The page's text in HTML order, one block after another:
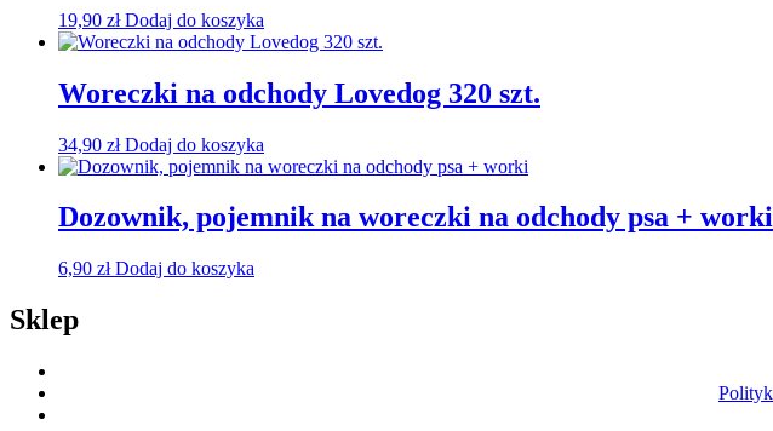
19,90 zł Dodaj do koszyka
Woreczki na odchody Lovedog 320 szt.
34,90 zł Dodaj do koszyka
Dozownik, pojemnik na woreczki na odchody psa + worki
6,90 zł Dodaj do koszyka
Sklep